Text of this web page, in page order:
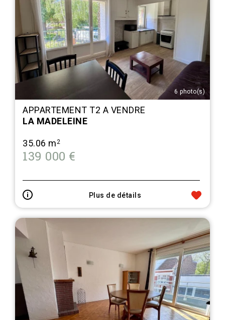
6 photo(s)
APPARTEMENT T2 A VENDRE
LA MADELEINE
35.06 m2
139 000 €
Plus de détails